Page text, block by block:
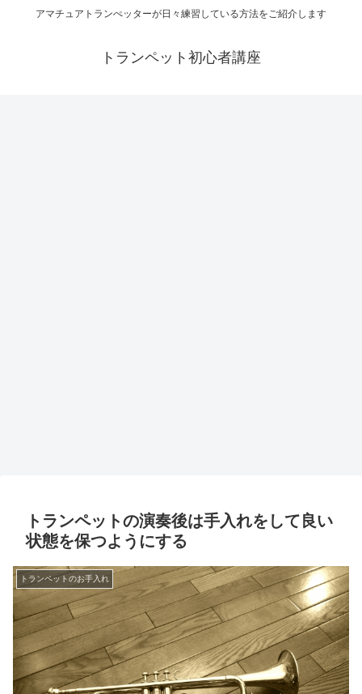
アマチュアトランぺッターが日々練習している方法をご紹介します
トランペット初心者講座
トランペットの演奏後は手入れをして良い
状態を保つようにする
トランペットのお手入れ